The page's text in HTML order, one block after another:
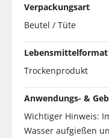
Verpackungsart
Beutel / Tüte
Lebensmittelformat
Trockenprodukt
Anwendungs- &
Wichtiger Hinweis:
Wasser aufgießen